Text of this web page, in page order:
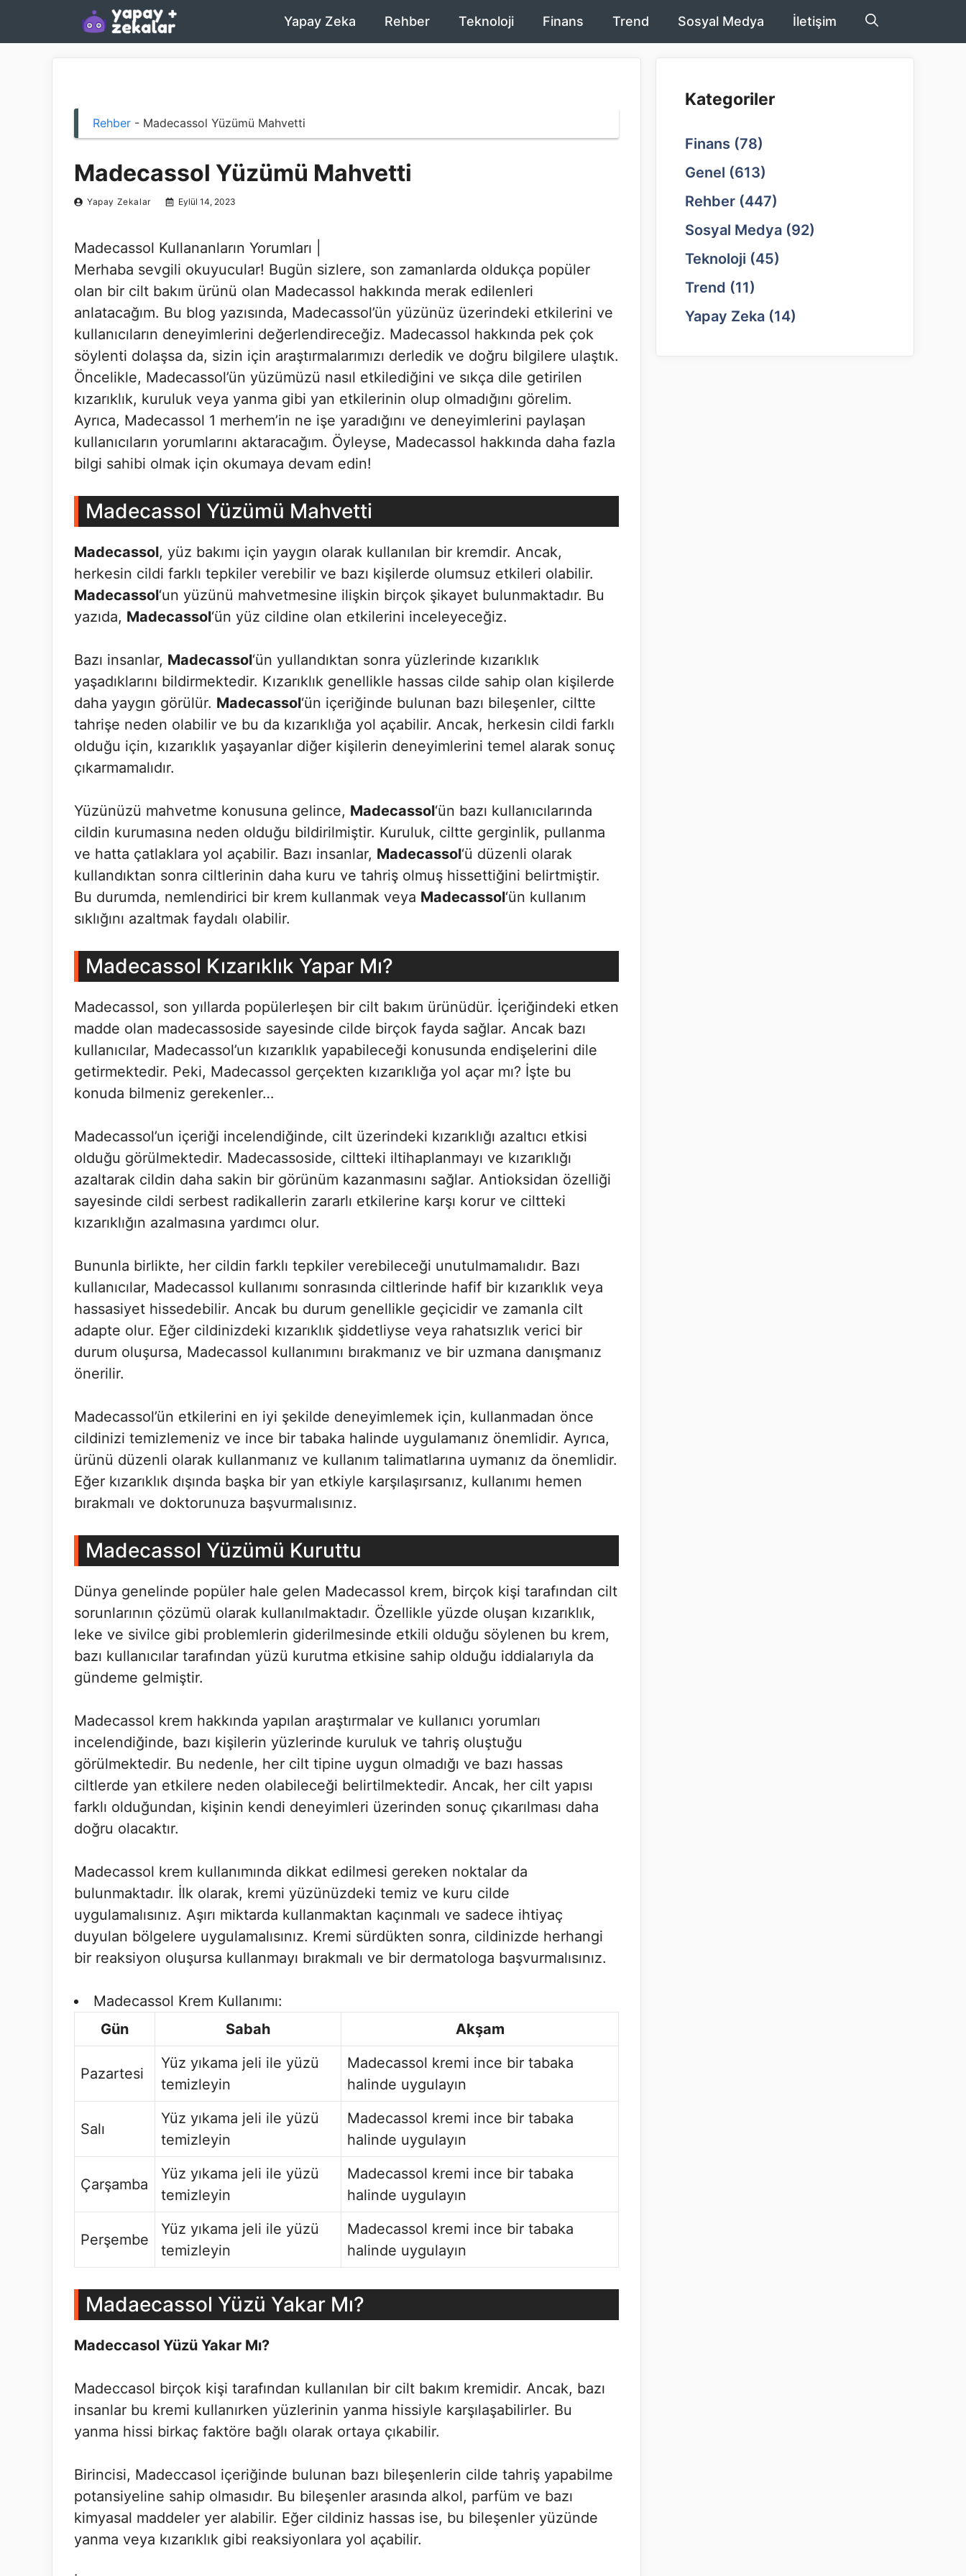
Yapay Zeka Rehber Teknoloji Finans Trend Sosyal Medya İletişim
Rehber - Madecassol Yüzümü Mahvetti
Madecassol Yüzümü Mahvetti
Yapay Zekalar Eylül 14, 2023
Madecassol Kullananların Yorumları |
Merhaba sevgili okuyucular! Bugün sizlere, son zamanlarda oldukça popüler
olan bir cilt bakım ürünü olan Madecassol hakkında merak edilenleri
anlatacağım. Bu blog yazısında, Madecassol’ün yüzünüz üzerindeki etkilerini ve
kullanıcıların deneyimlerini değerlendireceğiz. Madecassol hakkında pek çok
söylenti dolaşsa da, sizin için araştırmalarımızı derledik ve doğru bilgilere ulaştık.
Öncelikle, Madecassol’ün yüzümüzü nasıl etkilediğini ve sıkça dile getirilen
kızarıklık, kuruluk veya yanma gibi yan etkilerinin olup olmadığını görelim.
Ayrıca, Madecassol 1 merhem’in ne işe yaradığını ve deneyimlerini paylaşan
kullanıcıların yorumlarını aktaracağım. Öyleyse, Madecassol hakkında daha fazla
bilgi sahibi olmak için okumaya devam edin!
Madecassol Yüzümü Mahvetti
Madecassol, yüz bakımı için yaygın olarak kullanılan bir kremdir. Ancak,
herkesin cildi farklı tepkiler verebilir ve bazı kişilerde olumsuz etkileri olabilir.
Madecassol‘un yüzünü mahvetmesine ilişkin birçok şikayet bulunmaktadır. Bu
yazıda, Madecassol‘ün yüz cildine olan etkilerini inceleyeceğiz.
Bazı insanlar, Madecassol‘ün yullandıktan sonra yüzlerinde kızarıklık
yaşadıklarını bildirmektedir. Kızarıklık genellikle hassas cilde sahip olan kişilerde
daha yaygın görülür. Madecassol‘ün içeriğinde bulunan bazı bileşenler, ciltte
tahrişe neden olabilir ve bu da kızarıklığa yol açabilir. Ancak, herkesin cildi farklı
olduğu için, kızarıklık yaşayanlar diğer kişilerin deneyimlerini temel alarak sonuç
çıkarmamalıdır.
Yüzünüzü mahvetme konusuna gelince, Madecassol‘ün bazı kullanıcılarında
cildin kurumasına neden olduğu bildirilmiştir. Kuruluk, ciltte gerginlik, pullanma
ve hatta çatlaklara yol açabilir. Bazı insanlar, Madecassol‘ü düzenli olarak
kullandıktan sonra ciltlerinin daha kuru ve tahriş olmuş hissettiğini belirtmiştir.
Bu durumda, nemlendirici bir krem kullanmak veya Madecassol‘ün kullanım
sıklığını azaltmak faydalı olabilir.
Madecassol Kızarıklık Yapar Mı?
Madecassol, son yıllarda popülerleşen bir cilt bakım ürünüdür. İçeriğindeki etken
madde olan madecassoside sayesinde cilde birçok fayda sağlar. Ancak bazı
kullanıcılar, Madecassol’un kızarıklık yapabileceği konusunda endişelerini dile
getirmektedir. Peki, Madecassol gerçekten kızarıklığa yol açar mı? İşte bu
konuda bilmeniz gerekenler…
Madecassol’un içeriği incelendiğinde, cilt üzerindeki kızarıklığı azaltıcı etkisi
olduğu görülmektedir. Madecassoside, ciltteki iltihaplanmayı ve kızarıklığı
azaltarak cildin daha sakin bir görünüm kazanmasını sağlar. Antioksidan özelliği
sayesinde cildi serbest radikallerin zararlı etkilerine karşı korur ve ciltteki
kızarıklığın azalmasına yardımcı olur.
Bununla birlikte, her cildin farklı tepkiler verebileceği unutulmamalıdır. Bazı
kullanıcılar, Madecassol kullanımı sonrasında ciltlerinde hafif bir kızarıklık veya
hassasiyet hissedebilir. Ancak bu durum genellikle geçicidir ve zamanla cilt
adapte olur. Eğer cildinizdeki kızarıklık şiddetliyse veya rahatsızlık verici bir
durum oluşursa, Madecassol kullanımını bırakmanız ve bir uzmana danışmanız
önerilir.
Madecassol’ün etkilerini en iyi şekilde deneyimlemek için, kullanmadan önce
cildinizi temizlemeniz ve ince bir tabaka halinde uygulamanız önemlidir. Ayrıca,
ürünü düzenli olarak kullanmanız ve kullanım talimatlarına uymanız da önemlidir.
Eğer kızarıklık dışında başka bir yan etkiyle karşılaşırsanız, kullanımı hemen
bırakmalı ve doktorunuza başvurmalısınız.
Madecassol Yüzümü Kuruttu
Dünya genelinde popüler hale gelen Madecassol krem, birçok kişi tarafından cilt
sorunlarının çözümü olarak kullanılmaktadır. Özellikle yüzde oluşan kızarıklık,
leke ve sivilce gibi problemlerin giderilmesinde etkili olduğu söylenen bu krem,
bazı kullanıcılar tarafından yüzü kurutma etkisine sahip olduğu iddialarıyla da
gündeme gelmiştir.
Madecassol krem hakkında yapılan araştırmalar ve kullanıcı yorumları
incelendiğinde, bazı kişilerin yüzlerinde kuruluk ve tahriş oluştuğu
görülmektedir. Bu nedenle, her cilt tipine uygun olmadığı ve bazı hassas
ciltlerde yan etkilere neden olabileceği belirtilmektedir. Ancak, her cilt yapısı
farklı olduğundan, kişinin kendi deneyimleri üzerinden sonuç çıkarılması daha
doğru olacaktır.
Madecassol krem kullanımında dikkat edilmesi gereken noktalar da
bulunmaktadır. İlk olarak, kremi yüzünüzdeki temiz ve kuru cilde
uygulamalısınız. Aşırı miktarda kullanmaktan kaçınmalı ve sadece ihtiyaç
duyulan bölgelere uygulamalısınız. Kremi sürdükten sonra, cildinizde herhangi
bir reaksiyon oluşursa kullanmayı bırakmalı ve bir dermatologa başvurmalısınız.
Madecassol Krem Kullanımı:
Gün
Sabah Akşam
Pazartesi
Yüz yıkama jeli ile yüzü
temizleyin
Madecassol kremi ince bir tabaka
halinde uygulayın
Salı
Yüz yıkama jeli ile yüzü
temizleyin
Madecassol kremi ince bir tabaka
halinde uygulayın
Çarşamba
Yüz yıkama jeli ile yüzü
temizleyin
Madecassol kremi ince bir tabaka
halinde uygulayın
Perşembe
Yüz yıkama jeli ile yüzü
temizleyin
Madecassol kremi ince bir tabaka
halinde uygulayın
Madaecassol Yüzü Yakar Mı?
Madeccasol Yüzü Yakar Mı?
Madeccasol birçok kişi tarafından kullanılan bir cilt bakım kremidir. Ancak, bazı
insanlar bu kremi kullanırken yüzlerinin yanma hissiyle karşılaşabilirler. Bu
yanma hissi birkaç faktöre bağlı olarak ortaya çıkabilir.
Birincisi, Madeccasol içeriğinde bulunan bazı bileşenlerin cilde tahriş yapabilme
potansiyeline sahip olmasıdır. Bu bileşenler arasında alkol, parfüm ve bazı
kimyasal maddeler yer alabilir. Eğer cildiniz hassas ise, bu bileşenler yüzünde
yanma veya kızarıklık gibi reaksiyonlara yol açabilir.
Kategoriler
Finans (78)
Genel (613)
Rehber (447)
Sosyal Medya (92)
Teknoloji (45)
Trend (11)
Yapay Zeka (14)